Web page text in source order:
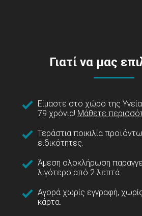
Γιατί να μας
Είμαστε στο χώρο της
79 χρόνια! Μάθετε
Τεράστια ποικιλία
ειδικότητες.
Άμεση ολοκλήρωση
λιγότερο από 2 λεπτά.
Αγορά χωρίς εγγραφή,
κάρτα.